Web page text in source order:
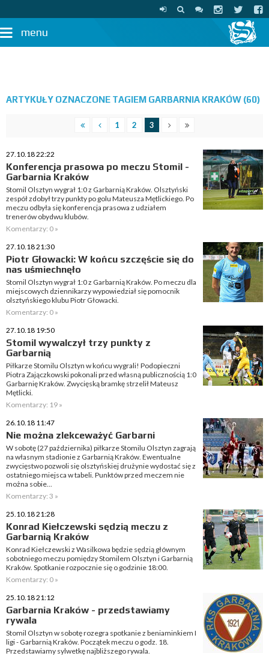
menu
ARTYKUŁY OZNACZONE TAGIEM GARBARNIA KRAKÓW (60)
1 2 3
27.10.18 22:22
Konferencja prasowa po meczu Stomil -
Garbarnia Kraków
Stomil Olsztyn wygrał 1:0 z Garbarnią Kraków. Olsztyński
zespół zdobył trzy punkty po golu Mateusza Mętlickiego. Po
meczu odbyła się konferencja prasowa z udziałem
trenerów obydwu klubów.
Komentarzy: 0 »
27.10.18 21:30
Piotr Głowacki: W końcu szczęście się do
nas uśmiechnęło
Stomil Olsztyn wygrał 1:0 z Garbarnią Kraków. Po meczu dla
miejscowych dziennikarzy wypowiedział się pomocnik
olsztyńskiego klubu Piotr Głowacki.
Komentarzy: 0 »
27.10.18 19:50
Stomil wywalczył trzy punkty z
Garbarnią
Piłkarze Stomilu Olsztyn w końcu wygrali! Podopieczni
Piotra Zajączkowski pokonali przed własną publicznością 1:0
Garbarnię Kraków. Zwycięską bramkę strzelił Mateusz
Mętlicki.
Komentarzy: 19 »
26.10.18 11:47
Nie można zlekceważyć Garbarni
W sobotę (27 października) piłkarze Stomilu Olsztyn zagrają
na własnym stadionie z Garbarnią Kraków. Ewentualne
zwycięstwo pozwoli się olsztyńskiej drużynie wydostać się z
ostatniego miejsca w tabeli. Punktów przed meczem nie
można sobie...
Komentarzy: 3 »
25.10.18 21:28
Konrad Kiełczewski sędzią meczu z
Garbarnią Kraków
Konrad Kiełczewski z Wasilkowa będzie sędzią głównym
sobotniego meczu pomiędzy Stomilem Olsztyn i Garbarnią
Kraków. Spotkanie rozpocznie się o godzinie 18:00.
Komentarzy: 0 »
25.10.18 21:12
Garbarnia Kraków - przedstawiamy
rywala
Stomil Olsztyn w sobotę rozegra spotkanie z beniaminkiem I
ligi - Garbarnią Kraków. Początek meczu o godz. 18.
Przedstawiamy sylwetkę najbliższego rywala.